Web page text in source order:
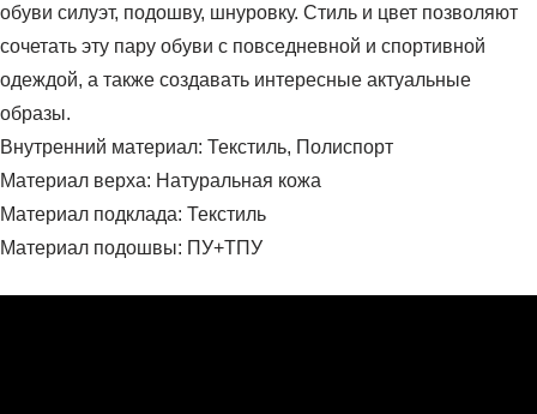
обуви силуэт, подошву, шнуровку. Стиль и цвет позволяют
сочетать эту пару обуви с повседневной и спортивной
одеждой, а также создавать интересные актуальные
образы.
Внутренний материал: Текстиль, Полиспорт
Материал верха: Натуральная кожа
Материал подклада: Текстиль
Материал подошвы: ПУ+ТПУ